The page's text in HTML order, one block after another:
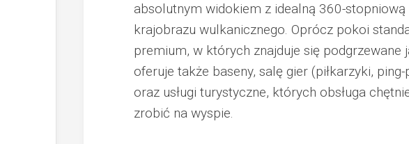
absolutnym widokiem z idealną 360-
krajobrazu wulkanicznego. Oprócz pokoi
premium, w których znajduje się
oferuje także baseny, salę gier (piłkarzyki,
oraz usługi turystyczne, których obsługa
zrobić na wyspie.